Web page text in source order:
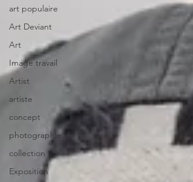
art populaire
Art Deviant
Art
Image travail
Artist
artiste
concept
photographie
collection
Exposition